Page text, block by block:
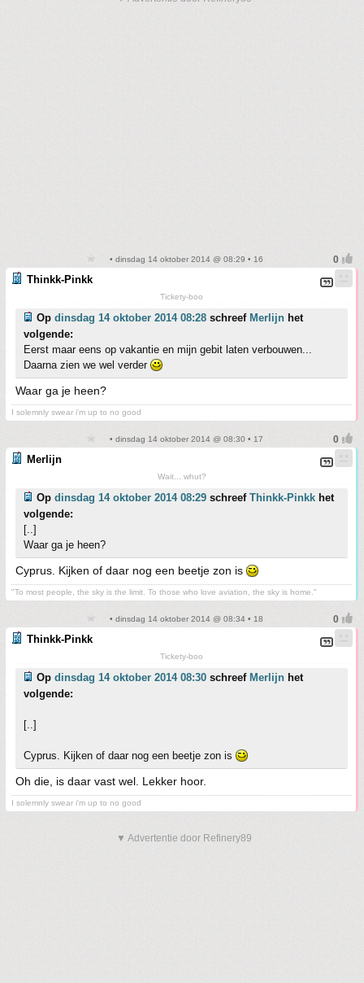
• dinsdag 14 oktober 2014 @ 08:29 • 16
Thinkk-Pinkk
Tickety-boo
Op dinsdag 14 oktober 2014 08:28 schreef Merlijn het
volgende:
Eerst maar eens op vakantie en mijn gebit laten verbouwen...
Daarna zien we wel verder
Waar ga je heen?
I solemnly swear i'm up to no good
• dinsdag 14 oktober 2014 @ 08:30 • 17
Merlijn
Wait... whut?
Op dinsdag 14 oktober 2014 08:29 schreef Thinkk-Pinkk het
volgende:
[..]
Waar ga je heen?
Cyprus. Kijken of daar nog een beetje zon is
"To most people, the sky is the limit. To those who love aviation, the sky is home."
• dinsdag 14 oktober 2014 @ 08:34 • 18
Thinkk-Pinkk
Tickety-boo
Op dinsdag 14 oktober 2014 08:30 schreef Merlijn het
volgende:
[..]
Cyprus. Kijken of daar nog een beetje zon is
Oh die, is daar vast wel. Lekker hoor.
I solemnly swear i'm up to no good
▼ Advertentie door Refinery89